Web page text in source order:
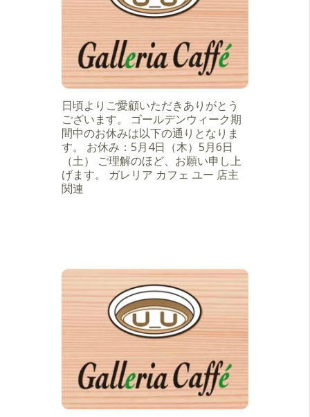
日頃よりご愛顧いただきありがとう
ございます。 ゴールデンウィーク期
間中のお休みは以下の通りとなりま
す。 お休み：5月4日（木）5月6日
（土） ご理解のほど、お願い申し上
げます。 ガレリア カフェ ユー 店主
関連